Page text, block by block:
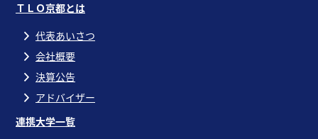
ＴＬＯ京都とは
代表あいさつ
会社概要
決算公告
アドバイザー
連携大学一覧